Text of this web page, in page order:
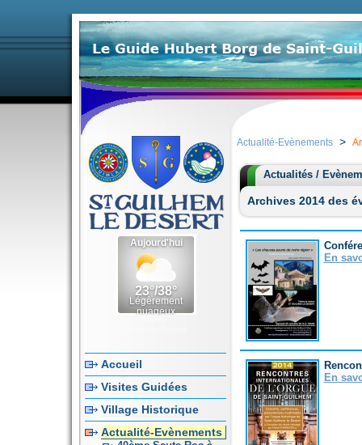
Accueil
Visites Guidées
Village Historique
Actualité-Evènements
Actualité-Evènements>
Actualités /
Archives 2014 des
En
En